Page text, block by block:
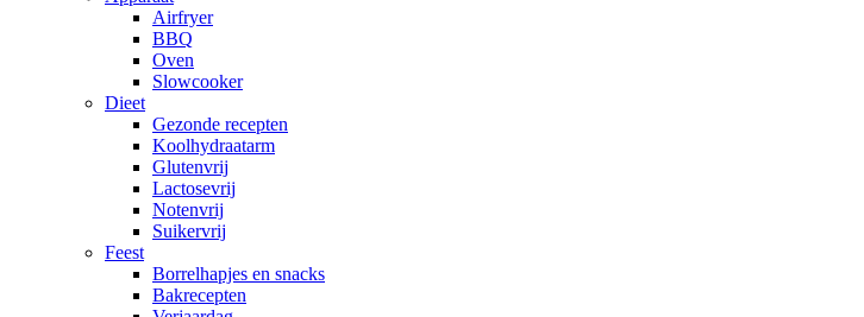
Airfryer
BBQ
Oven
Slowcooker
Dieet
Gezonde recepten
Koolhydraatarm
Glutenvrij
Lactosevrij
Notenvrij
Suikervrij
Feest
Borrelhapjes en snacks
Bakrecepten